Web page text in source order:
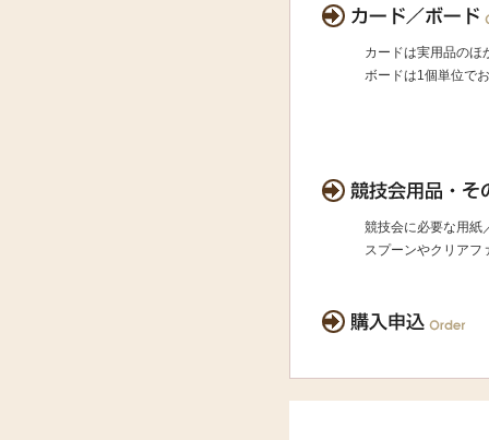
カードは実用品のほ
ボードは1個単位で
競技会に必要な用紙
スプーンやクリアフ